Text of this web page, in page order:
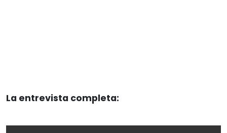
La entrevista completa: